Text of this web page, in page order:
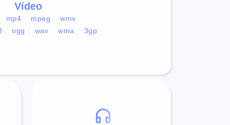
Vídeo
mp4 mpeg
wmv
ogg wav wma 3gp